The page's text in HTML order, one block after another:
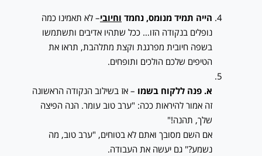
הייה תמיד מנומס, נחמד וחיובי– לא תאמינו כמה
נופלים בנקודה הזו… ככל שתהיו אדיבים ותשתמשו
בשפה חיובית מפרגנת וקצת מתלהבת, תראו את
הטיפים שלכם הולכים ותופחים.
א. פנה ללקוח בשמו – אז בשילוב הנקודה הראשונה
זה אמור להיראות ככה: "ערב טוב עומר. הנה הפיצה
שלך, תהנה!"
אם השם מסובך ואתם לא בטוחים, "ערב טוב, מה
נשמע?" גם יעשה את העבודה.